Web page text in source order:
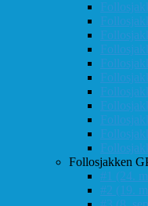
Follosjakken
#1 (24.
#2 (19.